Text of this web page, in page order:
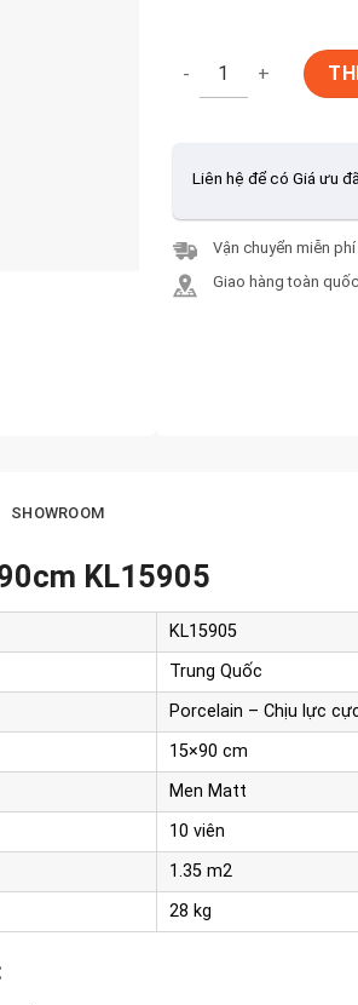
Gạch Ốp Lát Trung
Liên hệ để có Giá ưu
Vận chuyển miễn phí
Giao hàng toàn quốc
SHOWROOM
KL15905
KL15905
Trung Quốc
Porcelain – Chịu lực
15×90 cm
Men Matt
10 viên
1.35 m2
28 kg